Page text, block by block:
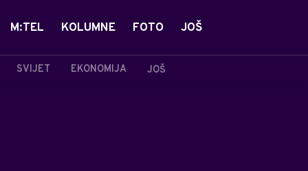
SVIJET EKONOMIJA JOŠ
M:TEL KOLUMNE FOTO JOŠ